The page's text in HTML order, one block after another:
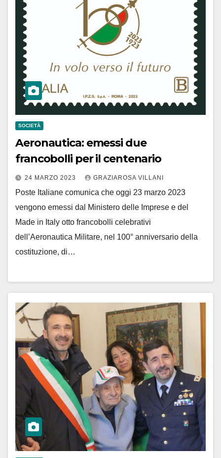
SOCIETÀ
Aeronautica: emessi due
francobolli per il centenario
24 MARZO 2023 GRAZIAROSA VILLANI
Poste Italiane comunica che oggi 23 marzo 2023
vengono emessi dal Ministero delle Imprese e del
Made in Italy otto francobolli celebrativi
dell’Aeronautica Militare, nel 100° anniversario della
costituzione, di…